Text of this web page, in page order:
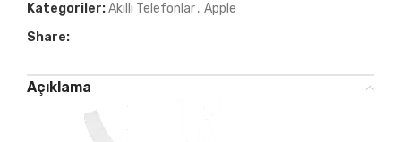
Kategoriler:Akıllı Telefonlar, Apple
Share:
Açıklama